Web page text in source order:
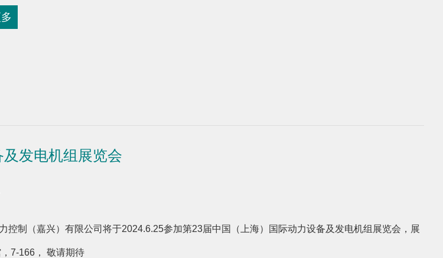
发电机组展览会
控制（嘉兴）有限公司将于2024.6.25参加第23届中国（上海）国际动力设备及发电机组展览会，展
7-166， 敬请期待